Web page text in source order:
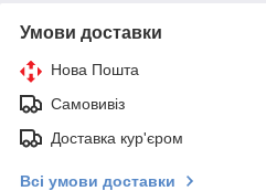
Умови доставки
Нова Пошта
Самовивіз
Доставка кур'єром
Всі умови доставки